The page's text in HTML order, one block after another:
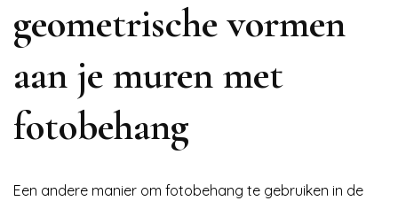
geometrische vormen
aan je muren met
fotobehang
Een andere manier om fotobehang te gebruiken in de